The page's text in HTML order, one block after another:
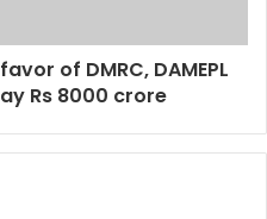
of DMRC, DAMEPL
Rs 8000 crore